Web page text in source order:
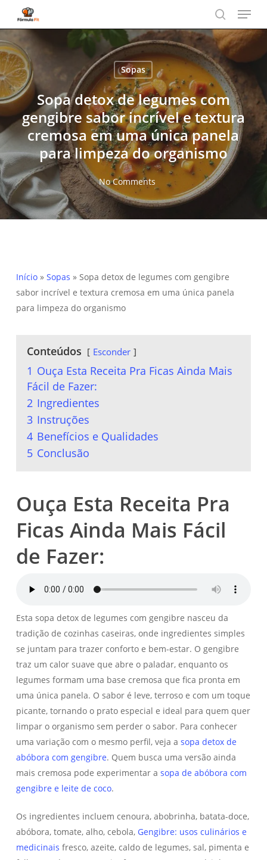
main
content
search
Menu
Sopas
Sopa detox de legumes com
gengibre sabor incrível e textura
cremosa em uma única panela
para limpeza do organismo
No Comments
Início» Sopas » Sopa detox de legumes com gengibre
sabor incrível e textura cremosa em uma única panela
para limpeza do organismo
Conteúdos Esconder
1 Ouça Esta Receita Pra Ficas Ainda Mais
Fácil de Fazer:
2 Ingredientes
3 Instruções
4 Benefícios e Qualidades
5 Conclusão
Ouça Esta Receita Pra
Ficas Ainda Mais Fácil
de Fazer:
Esta sopa detox de legumes com gengibre nasceu da
tradição de cozinhas caseiras, onde ingredientes simples
se juntam para trazer conforto e bem-estar. O gengibre
traz um calor suave que abre o paladar, enquanto os
legumes formam uma base cremosa que fica pronta em
uma única panela. O sabor é leve, terroso e com um toque
picante, tornando o prato especial e ideal para quem quer
limpar o organismo sem perder o sabor. Para conhecer
uma variação com o mesmo perfil, veja a sopa detox de
abóbora com gengibre. Quem busca uma versão ainda
mais cremosa pode experimentar a sopa de abóbora com
gengibre e leite de coco.
Os ingredientes incluem cenoura, abobrinha, batata-doce,
abóbora, tomate, alho, cebola, Gengibre: usos culinários e
medicinais fresco, azeite, caldo de legumes, sal, pimenta e